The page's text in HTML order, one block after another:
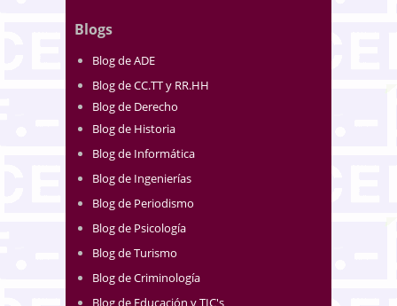
Blogs
Blog de ADE
Blog de CC.TT y RR.HH
Blog de Derecho
Blog de Historia
Blog de Informática
Blog de Ingenierías
Blog de Periodismo
Blog de Psicología
Blog de Turismo
Blog de Criminología
Blog de Educación y TIC's